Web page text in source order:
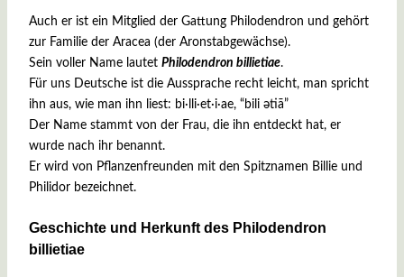
Auch er ist ein Mitglied der Gattung Philodendron und gehört
zur Familie der Aracea (der Aronstabgewächse).
Sein voller Name lautet Philodendron billietiae.
Für uns Deutsche ist die Aussprache recht leicht, man spricht
ihn aus, wie man ihn liest: bi·lli·et·i·ae, “bili ətiā”
Der Name stammt von der Frau, die ihn entdeckt hat, er
wurde nach ihr benannt.
Er wird von Pflanzenfreunden mit den Spitznamen Billie und
Philidor bezeichnet.
Geschichte und Herkunft des Philodendron
billietiae